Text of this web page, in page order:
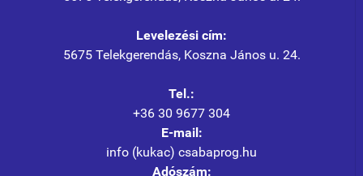
Levelezési cím:
5675 Telekgerendás, Koszna János u. 24.
Tel.:
+36 30 9677 304
E-mail:
info (kukac) csabaprog.hu
Adószám: